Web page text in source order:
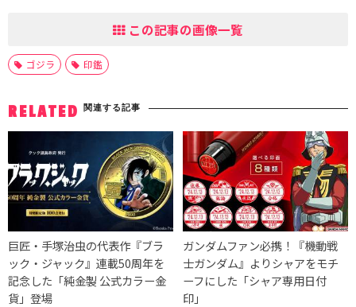
この記事の画像一覧
ゴジラ 印鑑
RELATED 関連する記事
巨匠・手塚治虫の代表作『ブラ
ック・ジャック』連載50周年を
記念した「純金製 公式カラー金
貨」登場
ガンダムファン必携！『機動戦
士ガンダム』よりシャアをモチ
ーフにした「シャア専用日付
印」